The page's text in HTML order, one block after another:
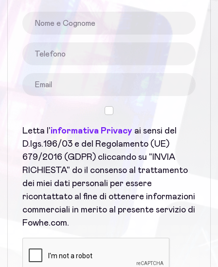
Letta l'informativa Privacy ai sensi del
D.lgs.196/03 e del Regolamento (UE)
679/2016 (GDPR) cliccando su "INVIA
RICHIESTA" do il consenso al trattamento
dei miei dati personali per essere
ricontattato al fine di ottenere informazioni
commerciali in merito al presente servizio di
Fowhe.com.